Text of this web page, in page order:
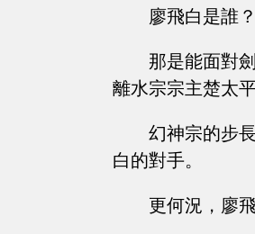
廖飛白是誰？
那是能面對
離水宗宗主楚太
幻神宗的步
白的對手。
更何況，廖